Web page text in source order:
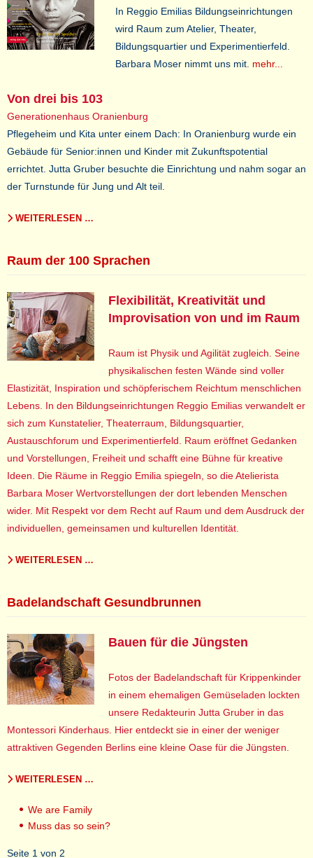
In Reggio Emilias Bildungseinrichtungen
wird Raum zum Atelier, Theater,
Bildungsquartier und Experimentierfeld.
Barbara Moser nimmt uns mit. mehr...
Von drei bis 103
Generationenhaus Oranienburg
Pflegeheim und Kita unter einem Dach: In Oranienburg wurde ein
Gebäude für Senior:innen und Kinder mit Zukunftspotential
errichtet. Jutta Gruber besuchte die Einrichtung und nahm sogar an
der Turnstunde für Jung und Alt teil.
WEITERLESEN …
Raum der 100 Sprachen
Flexibilität, Kreativität und
Improvisation von und im Raum
Raum ist Physik und Agilität zugleich. Seine
physikalischen festen Wände sind voller
Elastizität, Inspiration und schöpferischem Reichtum menschlichen
Lebens. In den Bildungseinrichtungen Reggio Emilias verwandelt er
sich zum Kunstatelier, Theaterraum, Bildungsquartier,
Austauschforum und Experimentierfeld. Raum eröffnet Gedanken
und Vorstellungen, Freiheit und schafft eine Bühne für kreative
Ideen. Die Räume in Reggio Emilia spiegeln, so die Atelierista
Barbara Moser Wertvorstellungen der dort lebenden Menschen
wider. Mit Respekt vor dem Recht auf Raum und dem Ausdruck der
individuellen, gemeinsamen und kulturellen Identität.
WEITERLESEN …
Badelandschaft Gesundbrunnen
Bauen für die Jüngsten
Fotos der Badelandschaft für Krippenkinder
in einem ehemaligen Gemüseladen lockten
unsere Redakteurin Jutta Gruber in das
Montessori Kinderhaus. Hier entdeckt sie in einer der weniger
attraktiven Gegenden Berlins eine kleine Oase für die Jüngsten.
WEITERLESEN …
We are Family
Muss das so sein?
Seite 1 von 2